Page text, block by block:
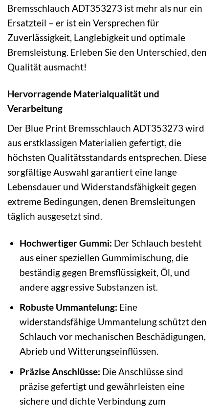
Bremsschlauch ADT353273 ist mehr als nur ein
Ersatzteil – er ist ein Versprechen für
Zuverlässigkeit, Langlebigkeit und optimale
Bremsleistung. Erleben Sie den Unterschied, den
Qualität ausmacht!
Hervorragende Materialqualität und
Verarbeitung
Der Blue Print Bremsschlauch ADT353273 wird
aus erstklassigen Materialien gefertigt, die
höchsten Qualitätsstandards entsprechen. Diese
sorgfältige Auswahl garantiert eine lange
Lebensdauer und Widerstandsfähigkeit gegen
extreme Bedingungen, denen Bremsleitungen
täglich ausgesetzt sind.
Hochwertiger Gummi: Der Schlauch besteht
aus einer speziellen Gummimischung, die
beständig gegen Bremsflüssigkeit, Öl, und
andere aggressive Substanzen ist.
Robuste Ummantelung: Eine
widerstandsfähige Ummantelung schützt den
Schlauch vor mechanischen Beschädigungen,
Abrieb und Witterungseinflüssen.
Präzise Anschlüsse: Die Anschlüsse sind
präzise gefertigt und gewährleisten eine
sichere und dichte Verbindung zum